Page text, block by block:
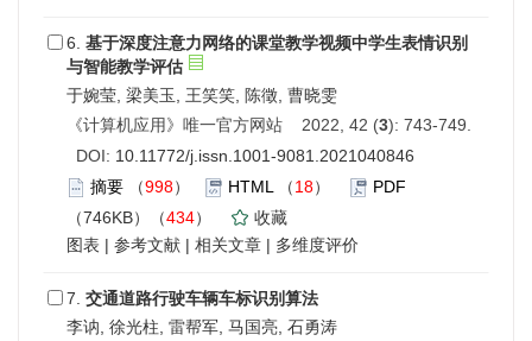
6. 基于深度注意力网络的课堂教学视频中学生表情识别
与智能教学评估
于婉莹, 梁美玉, 王笑笑, 陈徵, 曹晓雯
《计算机应用》唯一官方网站 2022, 42 (3): 743-749.
DOI: 10.11772/j.issn.1001-9081.2021040846
摘要 （998） HTML （18）
PDF
（746KB）（434）
收藏
图表 | 参考文献 | 相关文章 | 多维度评价
7. 交通道路行驶车辆车标识别算法
李讷, 徐光柱, 雷帮军, 马国亮, 石勇涛